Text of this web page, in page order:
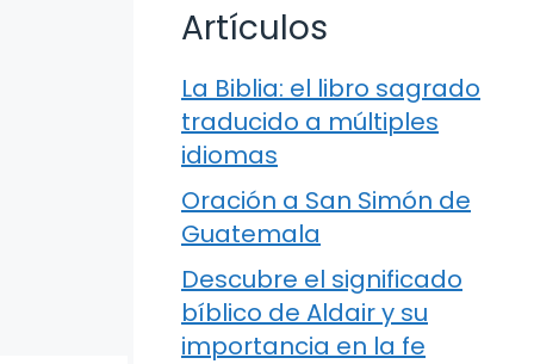
Artículos
La Biblia: el libro sagrado
traducido a múltiples
idiomas
Oración a San Simón de
Guatemala
Descubre el significado
bíblico de Aldair y su
importancia en la fe